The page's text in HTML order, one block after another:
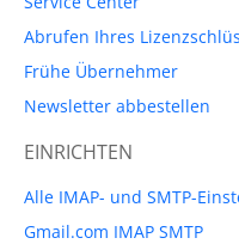
Abrufen Ihres
Frühe Übernehmer
Newsletter abbestellen
EINRICHTEN
Alle IMAP- und SMTP-
Gmail.com IMAP SMTP